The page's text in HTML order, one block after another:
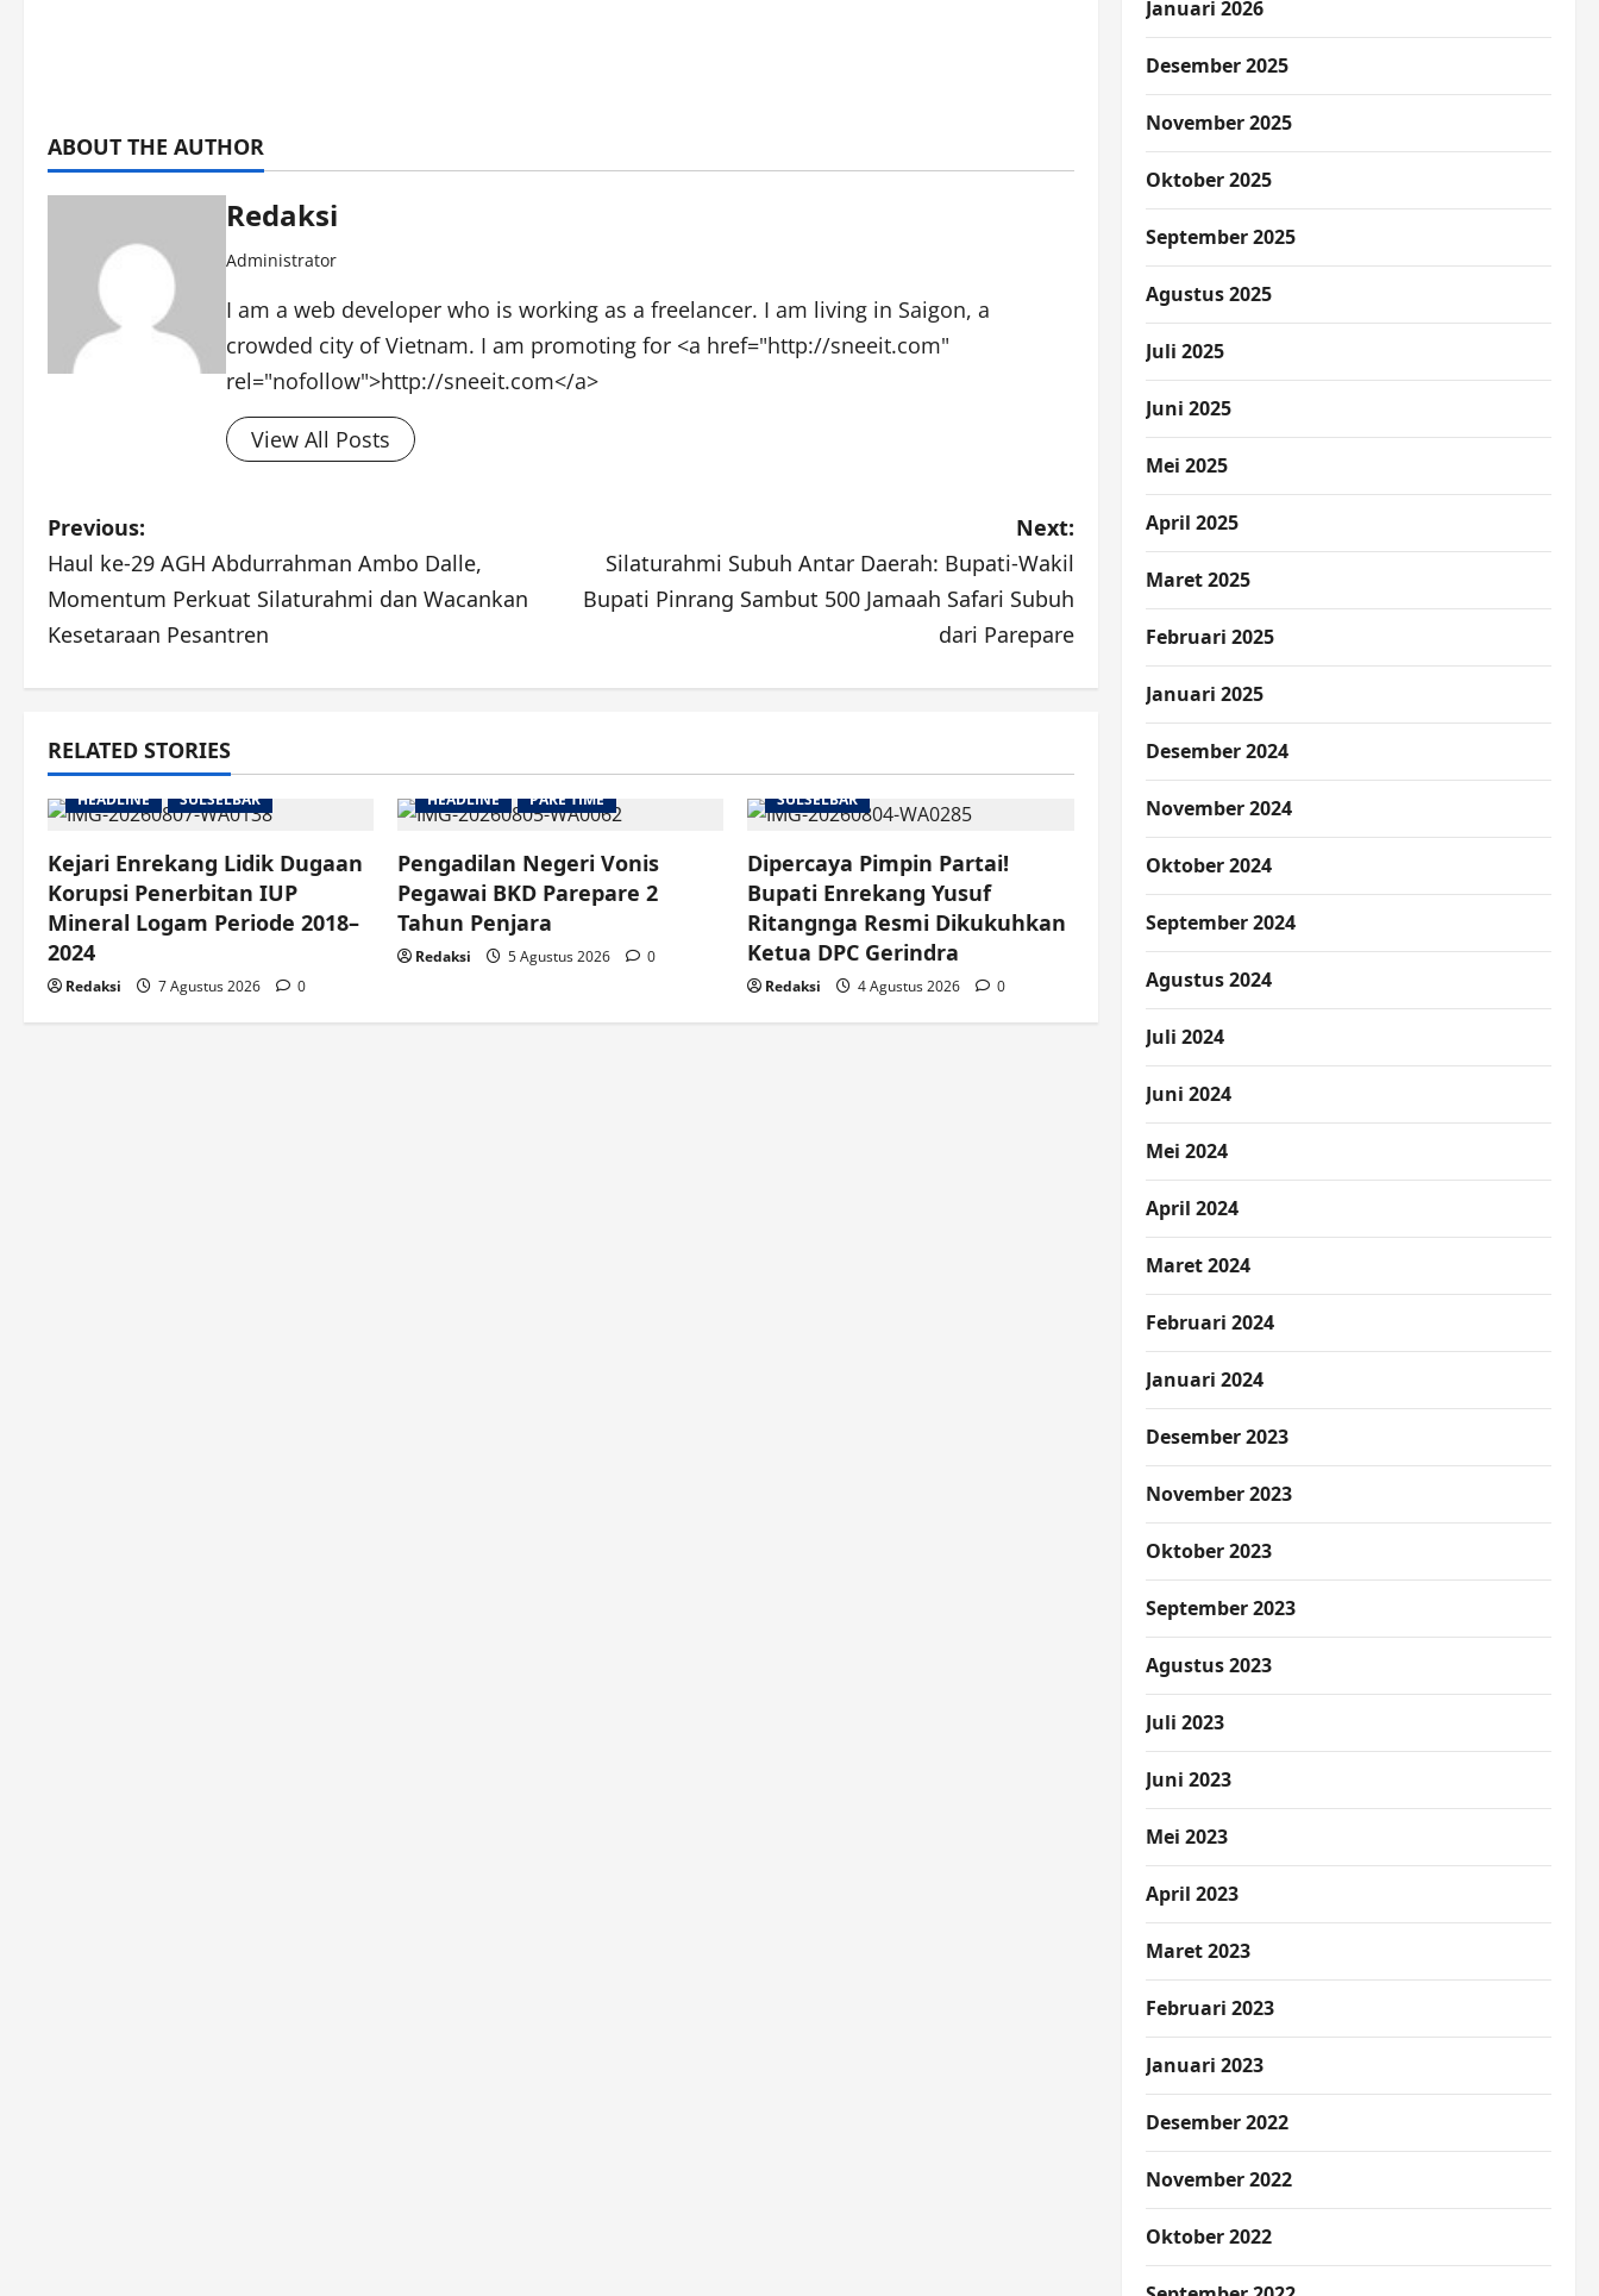
ABOUT THE AUTHOR
Redaksi
Administrator
I am a web developer who is working as a freelancer. I am living in Saigon, a
crowded city of Vietnam. I am promoting for <a href="http://sneeit.com"
rel="nofollow">http://sneeit.com</a>
View All Posts
Post
navigation
Previous:
Haul ke-29 AGH Abdurrahman Ambo Dalle,
Momentum Perkuat Silaturahmi dan Wacankan
Kesetaraan Pesantren
Next:
Silaturahmi Subuh Antar Daerah: Bupati-Wakil
Bupati Pinrang Sambut 500 Jamaah Safari Subuh
dari Parepare
RELATED STORIES
HEADLINE SULSELBAR
Kejari Enrekang Lidik Dugaan
Korupsi Penerbitan IUP
Mineral Logam Periode 2018–
2024
Redaksi 7 Agustus 2026 0
HEADLINE PARE TIME
Pengadilan Negeri Vonis
Pegawai BKD Parepare 2
Tahun Penjara
Redaksi 5 Agustus 2026 0
SULSELBAR
Dipercaya Pimpin Partai!
Bupati Enrekang Yusuf
Ritangnga Resmi Dikukuhkan
Ketua DPC Gerindra
Redaksi 4 Agustus 2026 0
Januari 2026
Desember 2025
November 2025
Oktober 2025
September 2025
Agustus 2025
Juli 2025
Juni 2025
Mei 2025
April 2025
Maret 2025
Februari 2025
Januari 2025
Desember 2024
November 2024
Oktober 2024
September 2024
Agustus 2024
Juli 2024
Juni 2024
Mei 2024
April 2024
Maret 2024
Februari 2024
Januari 2024
Desember 2023
November 2023
Oktober 2023
September 2023
Agustus 2023
Juli 2023
Juni 2023
Mei 2023
April 2023
Maret 2023
Februari 2023
Januari 2023
Desember 2022
November 2022
Oktober 2022